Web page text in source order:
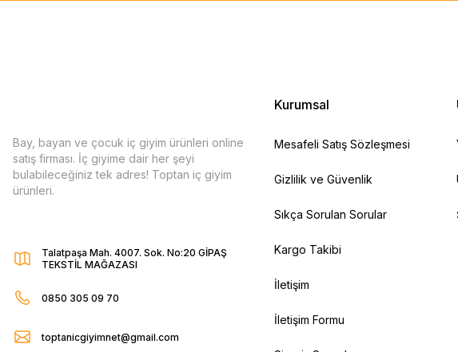
Bay, bayan ve çocuk iç giyim ürünleri online
satış firması. İç giyime dair her şeyi
bulabileceğiniz tek adres! Toptan iç giyim
ürünleri.
Talatpaşa Mah. 4007. Sok. No:20 GİPAŞ
TEKSTİL MAĞAZASI
0850 305 09 70
toptanicgiyimnet@gmail.com
Kurumsal
Mesafeli Satış Sözleşmesi
Gizlilik ve Güvenlik
Sıkça Sorulan Sorular
Kargo Takibi
İletişim
İletişim Formu